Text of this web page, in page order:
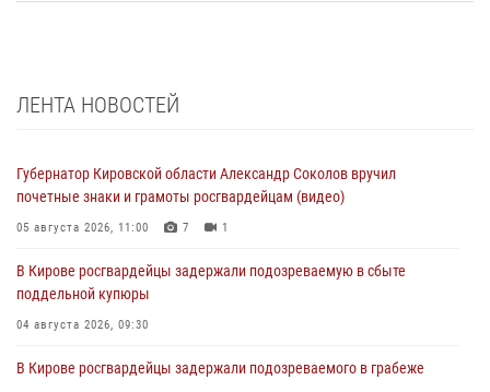
ЛЕНТА НОВОСТЕЙ
Губернатор Кировской области Александр Соколов вручил
почетные знаки и грамоты росгвардейцам (видео)
05 августа 2026, 11:00 7 1
В Кирове росгвардейцы задержали подозреваемую в сбыте
поддельной купюры
04 августа 2026, 09:30
В Кирове росгвардейцы задержали подозреваемого в грабеже